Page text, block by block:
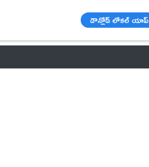
డౌన్లోడ్ లోకల్ యాప్